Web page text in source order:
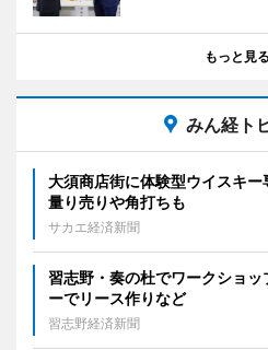
もっと見る
みん経ト
大須商店街に体験型ウイスキ
量り売りや角打ちも
サカエ経済新聞
習志野・奏の杜でワークショ
ーでリース作りなど
習志野経済新聞